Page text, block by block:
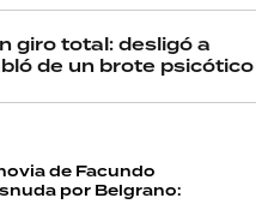
giro total: desligó a
de un brote psicótico
de Facundo
por Belgrano: